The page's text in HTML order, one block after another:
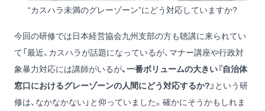
“カスハラ未満のグレーゾーン”にどう対応していますか?
今回の研修では日本経営協会九州支部の方も聴講に来られてい
て「最近、カスハラが話題になっているが、マナー講座や行政対
象暴力対応には講師がいるが、一番ボリュームの大きい『自治体
窓口におけるグレーゾーンの人間にどう対応するか?』 という研
修は、なかなかない」と仰っていました。確かにそうかもしれま